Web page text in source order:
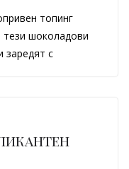
топинг
шоколадови
заредят с